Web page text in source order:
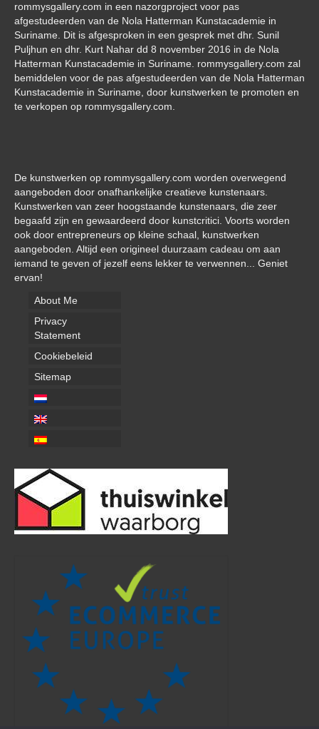
rommysgallery.com in een nazorgproject voor pas
afgestudeerden van de Nola Hatterman Kunstacademie in
Suriname. Dit is afgesproken in een gesprek met dhr. Sunil
Puljhun en dhr. Kurt Nahar dd 8 november 2016 in de Nola
Hatterman Kunstacademie in Suriname. rommysgallery.com zal
bemiddelen voor de pas afgestudeerden van de Nola Hatterman
Kunstacademie in Suriname, door kunstwerken te promoten en
te verkopen op rommysgallery.com.
De kunstwerken op rommysgallery.com worden overwegend
aangeboden door onafhankelijke creatieve kunstenaars.
Kunstwerken van zeer hoogstaande kunstenaars, die zeer
begaafd zijn en gewaardeerd door kunstcritici. Voorts worden
ook door entrepreneurs op kleine schaal, kunstwerken
aangeboden. Altijd een origineel duurzaam cadeau om aan
iemand te geven of jezelf eens lekker te verwennen... Geniet
ervan!
About Me
Privacy
Statement
Cookiebeleid
Sitemap